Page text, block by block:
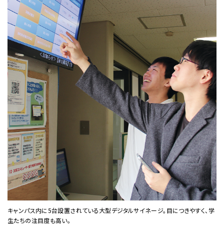
キャンパス内に5台設置されている大型デジタルサイネージ。目につきやすく、学
生たちの注目度も高い。